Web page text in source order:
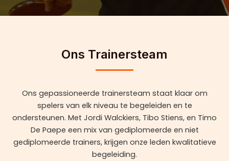
Ons Trainersteam
Ons gepassioneerde trainersteam staat klaar om
spelers van elk niveau te begeleiden en te
ondersteunen. Met Jordi Walckiers, Tibo Stiens, en Timo
De Paepe een mix van gediplomeerde en niet
gediplomeerde trainers, krijgen onze leden kwalitatieve
begeleiding.